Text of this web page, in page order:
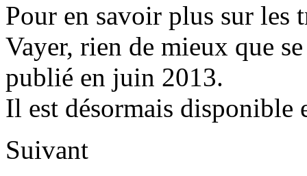
Pour en savoir plus sur les
Vayer, rien de mieux que
publié en juin 2013.
Il est désormais disponible
Suivant